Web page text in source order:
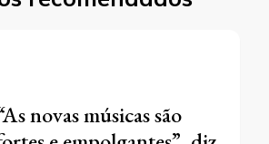
novas músicas são